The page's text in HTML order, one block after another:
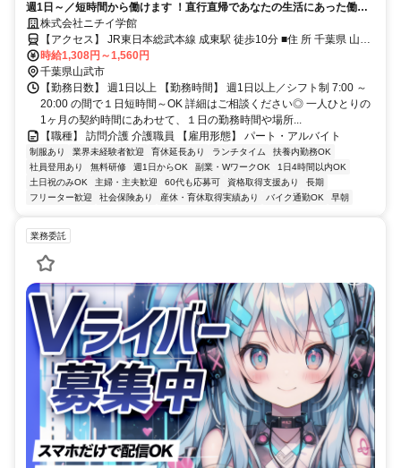
週1日～／短時間から働けます ！直行直帰であなたの生活にあった働き
方が魅力です。未経験の方も大歓迎！先輩社員が丁寧にサポートします
ので安心して働けます。 ご利用者様の在宅の生活 を支える訪問介護員
（ホームヘルパー）のお仕事です。
株式会社ニチイ学館
【アクセス】 JR東日本総武本線 成東駅 徒歩10分 ■住 所 千葉県 山武
市 殿台282-6 ■アクセス JR東日本総武本線 成東駅 徒歩10分
時給1,308円～1,560円
千葉県山武市
【勤務日数】 週1日以上 【勤務時間】 週1日以上／シフト制 7:00 ～
20:00 の間で１日短時間～OK 詳細はご相談ください◎ 一人ひとりの
1ヶ月の契約時間にあわせて、１日の勤務時間や場所...
【職種】 訪問介護 介護職員 【雇用形態】 パート・アルバイト
制服あり 業界未経験者歓迎 育休延長あり ランチタイム
扶養内勤務OK
社員登用あり
無料研修 週1日からOK 副業・WワークOK
1日4時間以内OK
土日祝のみOK
主婦・主夫歓迎 60代も応募可 資格取得支援あり
長期
フリーター歓迎
社会保険あり 産休・育休取得実績あり バイク通勤OK 早朝
業務委託